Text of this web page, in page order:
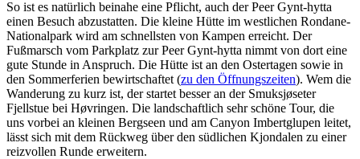
So ist es natürlich beinahe eine Pflicht, auch der Peer Gynt-hytta
einen Besuch abzustatten. Die kleine Hütte im westlichen Rondane-
Nationalpark wird am schnellsten von Kampen erreicht. Der
Fußmarsch vom Parkplatz zur Peer Gynt-hytta nimmt von dort eine
gute Stunde in Anspruch. Die Hütte ist an den Ostertagen sowie in
den Sommerferien bewirtschaftet (zu den Öffnungszeiten). Wem die
Wanderung zu kurz ist, der startet besser an der Smuksjøseter
Fjellstue bei Høvringen. Die landschaftlich sehr schöne Tour, die
uns vorbei an kleinen Bergseen und am Canyon Imbertglupen leitet,
lässt sich mit dem Rückweg über den südlichen Kjondalen zu einer
reizvollen Runde erweitern.